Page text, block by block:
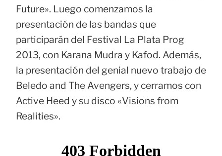
Future». Luego comenzamos la
presentación de las bandas que
participarán del Festival La Plata Prog
2013, con Karana Mudra y Kafod. Además,
la presentación del genial nuevo trabajo de
Beledo and The Avengers, y cerramos con
Active Heed y su disco «Visions from
Realities».